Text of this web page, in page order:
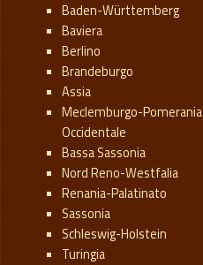
Baden-Württemberg
Baviera
Berlino
Brandeburgo
Assia
Meclemburgo-Pomerania
Occidentale
Bassa Sassonia
Nord Reno-Westfalia
Renania-Palatinato
Sassonia
Schleswig-Holstein
Turingia